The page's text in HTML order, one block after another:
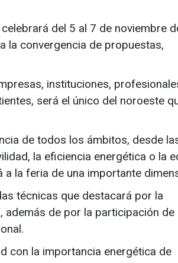
del 5 al 7 de noviembre
la convergencia de propuestas,
instituciones,
será el único del noroeste
de todos los ámbitos, desde
la eficiencia energética o la
la feria de una importante
técnicas que destacará por la
además de por la participación de
con la importancia energética de